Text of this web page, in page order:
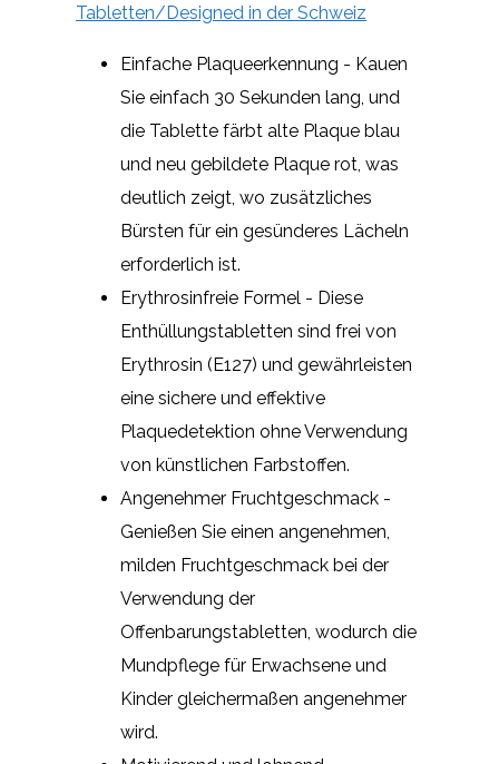
Tabletten/Designed in der Schweiz
Einfache Plaqueerkennung - Kauen
Sie einfach 30 Sekunden lang, und
die Tablette färbt alte Plaque blau
und neu gebildete Plaque rot, was
deutlich zeigt, wo zusätzliches
Bürsten für ein gesünderes Lächeln
erforderlich ist.
Erythrosinfreie Formel - Diese
Enthüllungstabletten sind frei von
Erythrosin (E127) und gewährleisten
eine sichere und effektive
Plaquedetektion ohne Verwendung
von künstlichen Farbstoffen.
Angenehmer Fruchtgeschmack -
Genießen Sie einen angenehmen,
milden Fruchtgeschmack bei der
Verwendung der
Offenbarungstabletten, wodurch die
Mundpflege für Erwachsene und
Kinder gleichermaßen angenehmer
wird.